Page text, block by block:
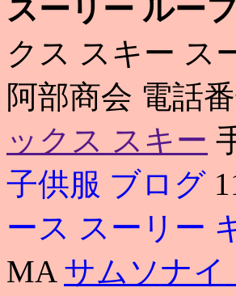
スーリー ルー
クス スキー ス
阿部商会 電話
ックス スキー
子供服 ブログ
ース スーリー
MA サムソナ